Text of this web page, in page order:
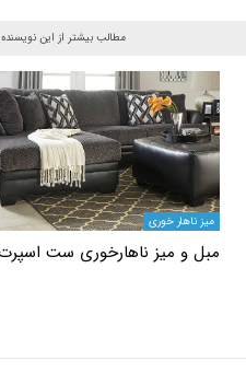
مطالب بیشتر از این نویسنده
میز ناهار خوری
مبل و میز ناهارخوری ست